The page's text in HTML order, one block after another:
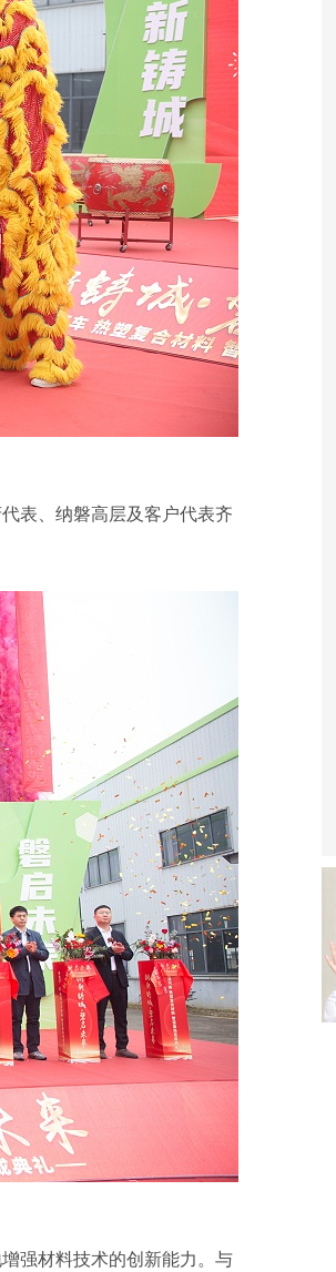
表、纳磐高层及客户代表齐
强材料技术的创新能力。与